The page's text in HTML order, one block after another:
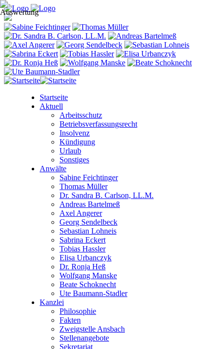
Startseite
Aktuell
Arbeitsschutz
Betriebsverfassungsrecht
Insolvenz
Kündigung
Urlaub
Sonstiges
Anwälte
Sabine Feichtinger
Thomas Müller
Dr. Sandra B. Carlson, LL.M.
Andreas Bartelmeß
Axel Angerer
Georg Sendelbeck
Sebastian Lohneis
Sabrina Eckert
Tobias Hassler
Elisa Urbanczyk
Dr. Ronja Heß
Wolfgang Manske
Beate Schoknecht
Ute Baumann-Stadler
Kanzlei
Philosophie
Fakten
Zweigstelle Ansbach
Stellenangebote
Sekretariat